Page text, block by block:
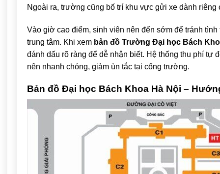
Ngoài ra, trường cũng bố trí khu vực gửi xe dành
Vào giờ cao điểm, sinh viên nên đến sớm để tránh
trung tâm. Khi xem bản đồ Trường Đại học Bách
đánh dấu rõ ràng để dễ nhận biết. Hệ thống thu phí tự
nên nhanh chóng, giảm ùn tắc tại cổng trường.
Bản đồ Đại học Bách Khoa Hà Nội –